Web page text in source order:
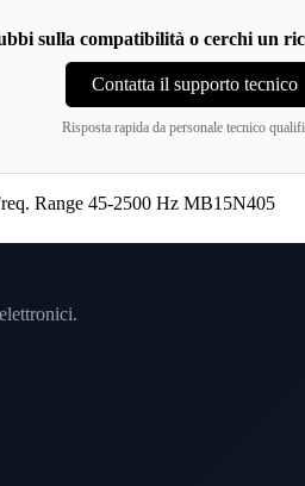
sulla compatibilità o cerchi un
Contatta il supporto tecnico
Risposta rapida da personale tecnico
Range 45-2500 Hz MB15N405